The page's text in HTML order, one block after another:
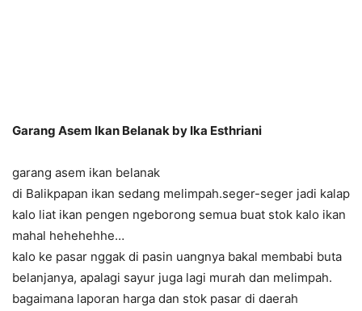
Garang Asem Ikan Belanak by Ika Esthriani
garang asem ikan belanak
di Balikpapan ikan sedang melimpah.seger-seger jadi kalap
kalo liat ikan pengen ngeborong semua buat stok kalo ikan
mahal hehehehhe…
kalo ke pasar nggak di pasin uangnya bakal membabi buta
belanjanya, apalagi sayur juga lagi murah dan melimpah.
bagaimana laporan harga dan stok pasar di daerah